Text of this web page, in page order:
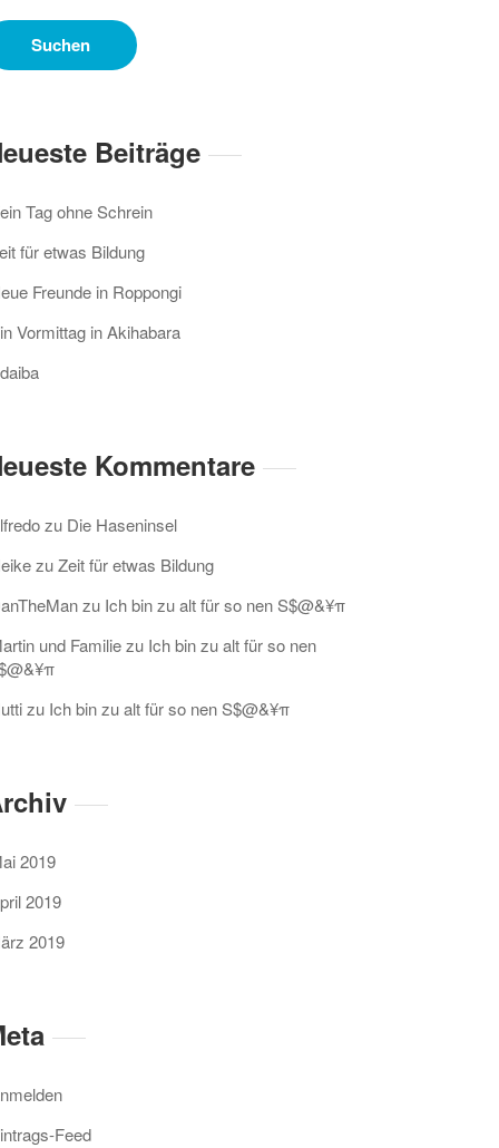
Beiträge
Tag ohne Schrein
für etwas Bildung
Freunde in Roppongi
Vormittag in Akihabara
Kommentare
zu Die Haseninsel
zuZeit für etwas Bildung
zu Ich bin zu alt für so nen S$@&¥π
und Familiezu Ich bin zu alt für so nen
zu Ich bin zu alt für so nen S$@&¥π
2019
2019
2019
Feed